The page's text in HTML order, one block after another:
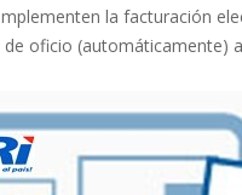
la facturación
oficio (automáticamente)